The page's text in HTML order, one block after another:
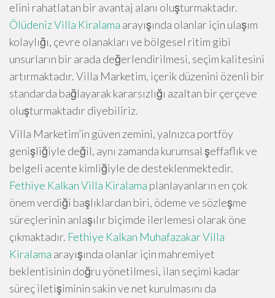
elini rahatlatan bir avantaj alanı oluşturmaktadır.
Ölüdeniz Villa Kiralama arayışında olanlar için ulaşım
kolaylığı, çevre olanakları ve bölgesel ritim gibi
unsurların bir arada değerlendirilmesi, seçim kalitesini
artırmaktadır. Villa Marketim, içerik düzenini özenli bir
standarda bağlayarak kararsızlığı azaltan bir çerçeve
oluşturmaktadır diyebiliriz.
Villa Marketim’in güven zemini, yalnızca portföy
genişliğiyle değil, aynı zamanda kurumsal şeffaflık ve
belgeli acente kimliğiyle de desteklenmektedir.
Fethiye Kalkan Villa Kiralama planlayanların en çok
önem verdiği başlıklardan biri, ödeme ve sözleşme
süreçlerinin anlaşılır biçimde ilerlemesi olarak öne
çıkmaktadır. Fethiye Kalkan Muhafazakar Villa
Kiralama arayışında olanlar için mahremiyet
beklentisinin doğru yönetilmesi, ilan seçimi kadar
süreç iletişiminin sakin ve net kurulmasını da